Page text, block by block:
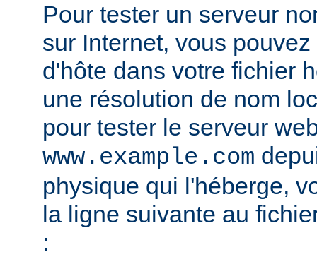
Pour tester un serveur
sur Internet, vous
d'hôte dans votre fichier
une résolution de nom
pour tester le serveur
www.example.com
physique qui l'héberge,
la ligne suivante au
: